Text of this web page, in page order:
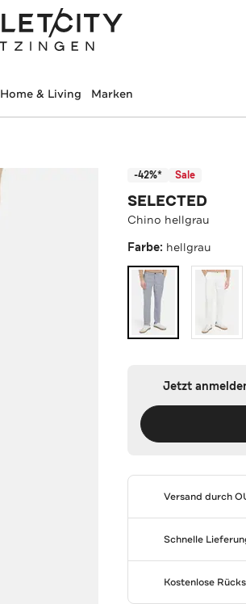
Home & Living Marken
-42%* Sale
SELECTED
Chino hellgrau
Farbe: hellgrau
Jetzt
Versand durch
Schnelle
Kostenlose